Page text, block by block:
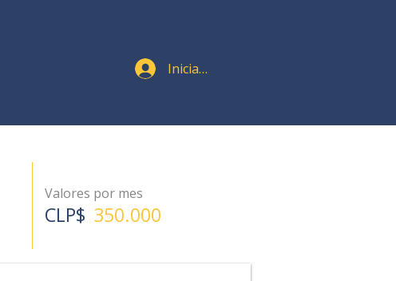
Iniciar sesión
Valores por mes
CLP$ 350.000